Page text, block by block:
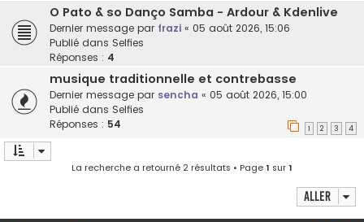
e
O Pato & so Danço Samba - Ardour & Kdenlive
Dernier message par frazi « 05 août 2026, 15:06
Publié dans Selfies
Réponses : 4
musique traditionnelle et contrebasse
Dernier message par sencha « 05 août 2026, 15:00
Publié dans Selfies
Réponses : 54 1 2 3 4
La recherche a retourné 2 résultats • Page1 sur1
Aller